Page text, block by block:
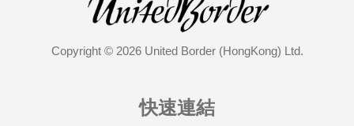
Copyright © 2026 United Border (HongKong) Ltd.
快速連結